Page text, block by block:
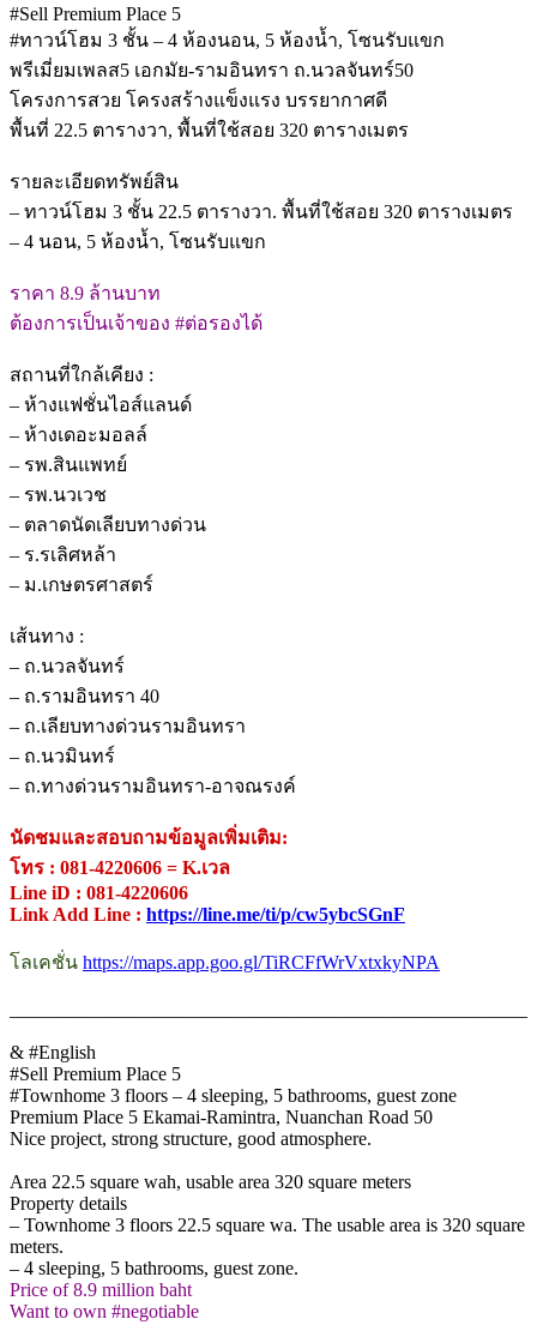
#Sell Premium Place 5
#ทาวน์โฮม 3 ชั้น – 4 ห้องนอน, 5 ห้องน้ำ, โซนรับแขก
พรีเมี่ยมเพลส5 เอกมัย-รามอินทรา ถ.นวลจันทร์50
โครงการสวย โครงสร้างแข็งแรง บรรยากาศดี
พื้นที่ 22.5 ตารางวา, พื้นที่ใช้สอย 320 ตารางเมตร
รายละเอียดทรัพย์สิน
– ทาวน์โฮม 3 ชั้น 22.5 ตารางวา. พื้นที่ใช้สอย 320 ตารางเมตร
– 4 นอน, 5 ห้องน้ำ, โซนรับแขก
ราคา 8.9 ล้านบาท
ต้องการเป็นเจ้าของ #ต่อรองได้
สถานที่ใกล้เคียง :
– ห้างแฟชั่นไอส์แลนด์
– ห้างเดอะมอลล์
– รพ.สินแพทย์
– รพ.นวเวช
– ตลาดนัดเลียบทางด่วน
– ร.รเลิศหล้า
– ม.เกษตรศาสตร์
เส้นทาง :
– ถ.นวลจันทร์
– ถ.รามอินทรา 40
– ถ.เลียบทางด่วนรามอินทรา
– ถ.นวมินทร์
– ถ.ทางด่วนรามอินทรา-อาจณรงค์
นัดชมและสอบถามข้อมูลเพิ่มเติม:
โทร : 081-4220606 = K.เวล
Line iD : 081-4220606
Link Add Line : https://line.me/ti/p/cw5ybcSGnF
โลเคชั่น https://maps.app.goo.gl/TiRCFfWrVxtxkyNPA
& #English
#Sell Premium Place 5
#Townhome 3 floors – 4 sleeping, 5 bathrooms, guest zone
Premium Place 5 Ekamai-Ramintra, Nuanchan Road 50
Nice project, strong structure, good atmosphere.
Area 22.5 square wah, usable area 320 square meters
Property details
– Townhome 3 floors 22.5 square wa. The usable area is 320 square
meters.
– 4 sleeping, 5 bathrooms, guest zone.
Price of 8.9 million baht
Want to own #negotiable